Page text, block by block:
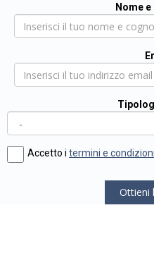
Nome
Accetto i termini e condizioni
Ottieni